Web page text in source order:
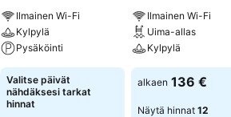
Ilmainen Wi-Fi
Kylpylä
Pysäköinti
Valitse päivät
nähdäksesi tarkat
hinnat
Ilmainen Wi-Fi
Uima-allas
Kylpylä
alkaen 136 €
Näytä hinnat 12